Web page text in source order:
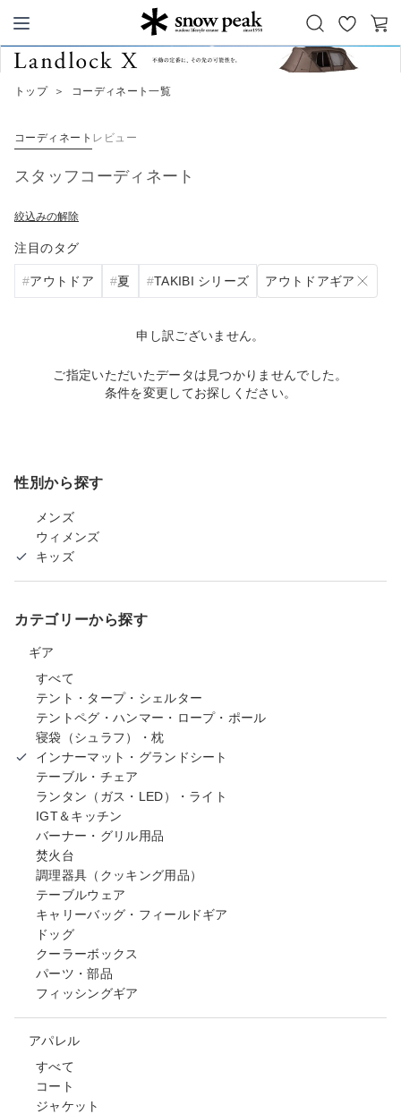
Snow Peak
お
気
カ
トップ ＞ コーディネート一覧
コーディネート レビュー
スタッフコーディネート
絞込みの解除
注目のタグ
アウトドア 夏 TAKIBI シリーズ アウトドアギア
申し訳ございません。
ご指定いただいたデータは見つかりませんでした。
条件を変更してお探しください。
性別から探す
メンズ
ウィメンズ
キッズ
カテゴリーから探す
ギア
すべて
テント・タープ・シェルター
テントペグ・ハンマー・ロープ・ポール
寝袋（シュラフ）・枕
インナーマット・グランドシート
テーブル・チェア
ランタン（ガス・LED）・ライト
IGT＆キッチン
バーナー・グリル用品
焚火台
調理器具（クッキング用品）
テーブルウェア
キャリーバッグ・フィールドギア
ドッグ
クーラーボックス
パーツ・部品
フィッシングギア
アパレル
すべて
コート
ジャケット